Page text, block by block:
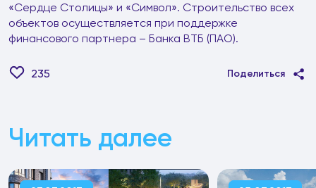
«Сердце Столицы» и «Символ». Строительство всех
объектов осуществляется при поддержке
финансового партнера – Банка ВТБ (ПАО).
235 Поделиться
Читать далее